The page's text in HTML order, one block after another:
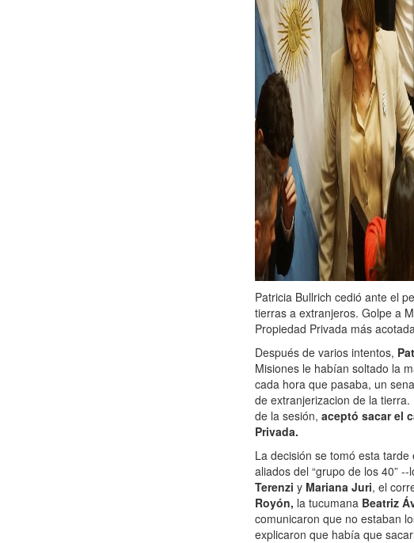
Patricia Bullrich cedió ante el
tierras a extranjeros. Golpe a
Propiedad Privada más
Después de varios intentos,
Misiones le habían soltado la
cada hora que pasaba, un
de extranjerizacion de la
de la sesión, aceptó sacar el
Privada.
La decisión se tomó esta
aliados del “grupo de los 40”
Terenzi y Mariana Juri, el
Royón, la tucumana Beatriz
comunicaron que no estaban
explicaron que había que